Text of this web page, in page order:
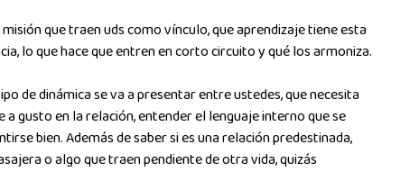
que traen uds como vínculo, que aprendizaje tiene esta
lo que hace que entren en corto circuito y qué los armoniza.
de dinámica se va a presentar entre ustedes, que necesita
gusto en la relación, entender el lenguaje interno que se
bien. Además de saber si es una relación predestinada,
o algo que traen pendiente de otra vida, quizás